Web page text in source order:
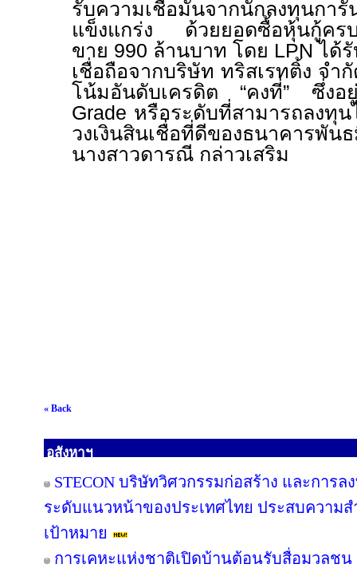
รับความเชื่อมั่นจากนักลงทุนกา
แข็งแกร่ง ด้วยยอดซื้อหุ้นกู้ครบ
ขาย 990 ล้านบาท โดย LPNได้
เชื่อถือจากบริษัท ทริสเรทติ้ง จำ
โน้มอันดับเครดิต “คงที่” ซึ่ง
Grade หรือระดับที่สามารถลงทุ
วงเงินสินเชื่อที่ดีของธนาคารพัน
นางสาวดารณี กล่าวเสริม
« Back
อสังหาฯ
STECON บริษัทวิศวกรรมก่อสร้าง และการ
ระดับแนวหน้าของประเทศไทย ประสบความ
เป้าหมาย
การเคหะแห่งชาติเปิดบ้านต้อนรับสื่อมวลช